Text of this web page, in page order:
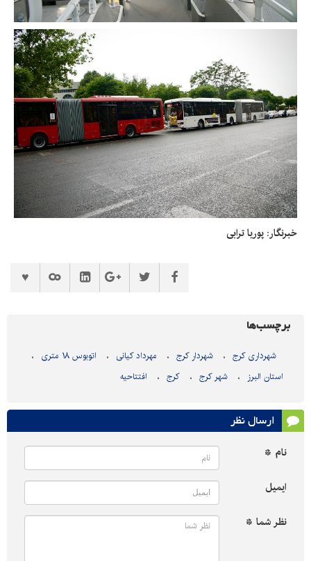
خبرنگار: پوریا ترابی
برچسب‌ها
شهرداری کرج شهردار کرج مهرداد کیانی
اتوبوس ۱۸ متری
استان البرز
شهر کرج کرج افتتاحیه
ارسال نظر
نام *
ایمیل
نظر شما *